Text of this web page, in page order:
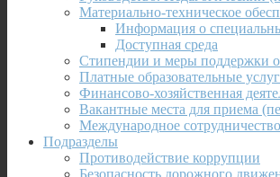
Материально-техническое
Информация о
Доступная среда
Стипендии и меры поддержки
Платные образовательные
Финансово-хозяйственная
Вакантные места для приема
Международное сотрудничество
Подразделы
Противодействие коррупции